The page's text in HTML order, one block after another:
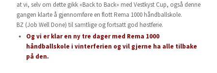
at vi, selv om dette gikk «Back to Back» med Vestkyst Cup, også denne
gangen klarte å gjennomføre en flott Rema 1000 håndballskole.
BZ (Job Well Done) til samtlige og fortsatt god høstferie.
Og vi er klar en ny tre dager med Rema 1000
håndballskole i vinterferien og vil gjerne ha alle tilbake
på den.